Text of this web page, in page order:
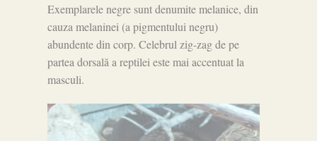
Exemplarele negre sunt denumite melanice, din
cauza melaninei (a pigmentului negru)
abundente din corp. Celebrul zig-zag de pe
partea dorsală a reptilei este mai accentuat la
masculi.